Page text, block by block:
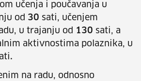
učenja i poučavanja u
od 30 sati, učenjem
u trajanju od 130 sati, a
aktivnostima polaznika, u
.
na radu, odnosno